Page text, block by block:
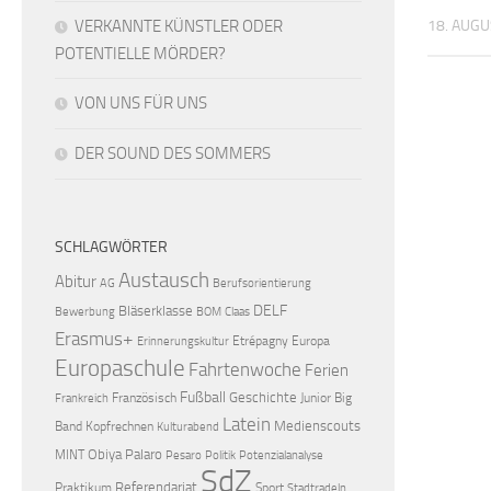
18.
VERKANNTE KÜNSTLER ODER
POTENTIELLE MÖRDER?
VON UNS FÜR UNS
DER SOUND DES SOMMERS
SCHLAGWÖRTER
Abitur AG Austausch Berufsorientierung
Bewerbung Bläserklasse BOM Claas DELF
Erasmus+ Erinnerungskultur Etrépagny Europa
Europaschule Fahrtenwoche Ferien
Frankreich Französisch Fußball Geschichte Junior Big
Band Kopfrechnen Kulturabend Latein Medienscouts
MINT Obiya Palaro Pesaro Politik Potenzialanalyse
Praktikum Referendariat SdZ Sport Stadtradeln